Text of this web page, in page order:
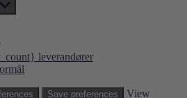
leverandører
Save preferences
View